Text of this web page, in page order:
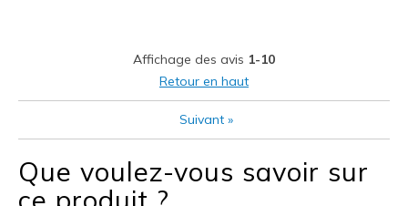
Les meilleures utilisations
Walking
Sizing
Feels true to size
View On Shoes
I'm Into Shoes
Affichage des avis 1-10
Retour en haut
Suivant »
Que voulez-vous savoir sur
ce produit ?